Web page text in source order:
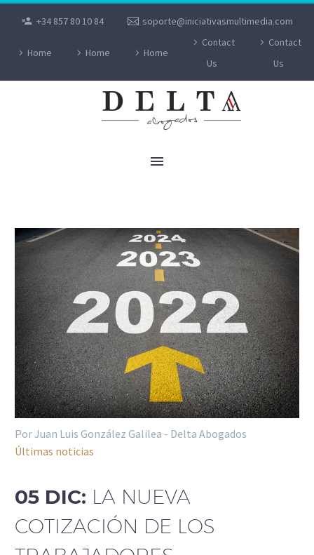
+34 857 80 10 84 soporte@iniciativasmultimedia.com
Home Home Home
Contact
Us
Contact
Us
ÚLTIMAS NOTICIAS
Por Juan Luis González Galilea - Delta Abogados
Últimas noticias
05 DIC: LA NUEVA
COTIZACIÓN DE LOS